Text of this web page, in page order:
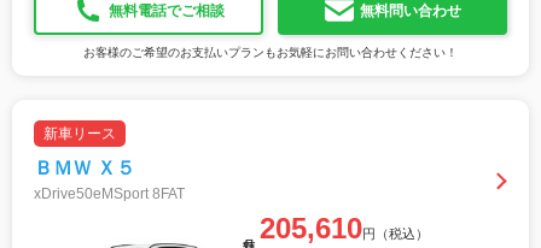
無料電話でご相談 無料問い合わせ
お客様のご希望のお支払いプランもお気軽にお問い合わせください！
新車リース
ＢＭＷ Ｘ５
xDrive50eMSport 8FAT
205,610円（税込）